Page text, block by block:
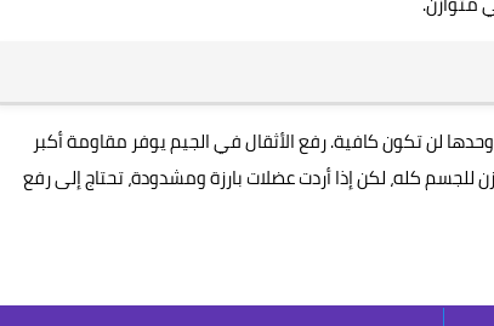
لن تكون كافية. رفع الأثقال في الجيم يوفر مقاومة أكبر
كله، لكن إذا أردت عضلات بارزة ومشدودة، تحتاج إلى رفع